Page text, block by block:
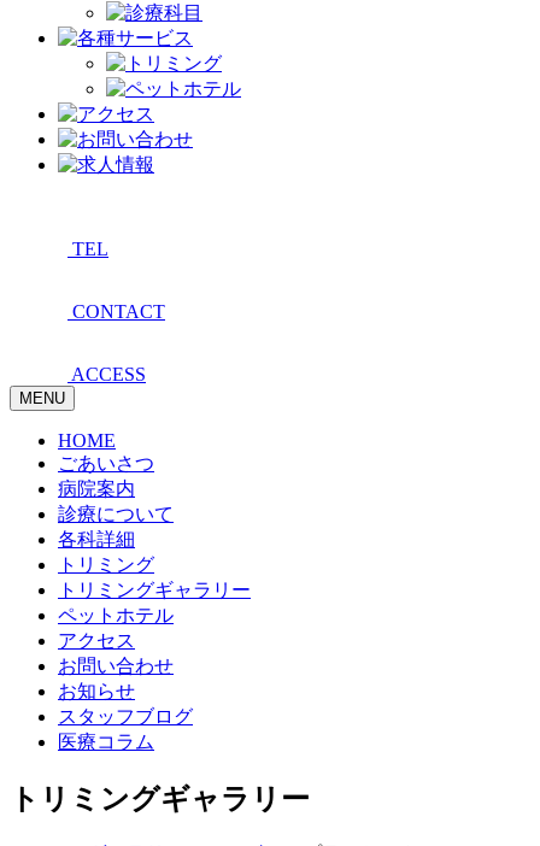
TEL
CONTACT
ACCESS
MENU
HOME
ごあいさつ
病院案内
診療について
各科詳細
トリミング
トリミングギャラリー
ペットホテル
アクセス
お問い合わせ
お知らせ
スタッフブログ
医療コラム
トリミングギャラリー